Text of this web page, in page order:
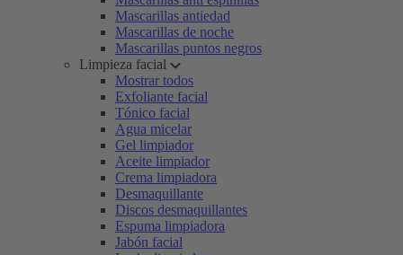
Mascarillas antiedad
Mascarillas de noche
Mascarillas puntos negros
Limpieza facial
Mostrar todos
Exfoliante facial
Tónico facial
Agua micelar
Gel limpiador
Aceite limpiador
Crema limpiadora
Desmaquillante
Discos desmaquillantes
Espuma limpiadora
Jabón facial